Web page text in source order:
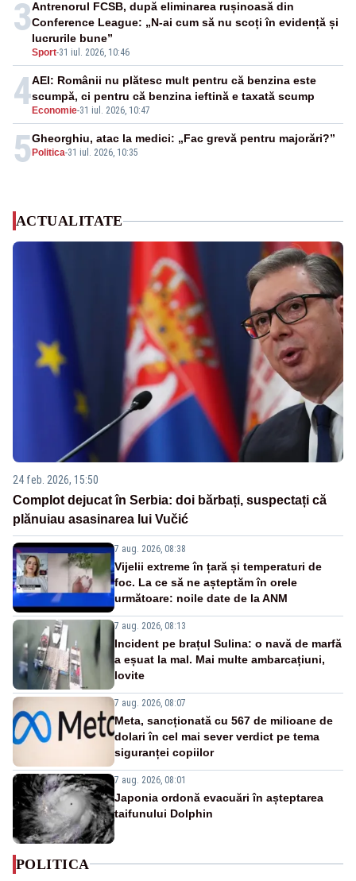
3
Sport-31 iul. 2026, 10:46
Antrenorul FCSB, după eliminarea rușinoasă din
Conference League: „N-ai cum să nu scoți în evidență și
lucrurile bune”
4 Economie-31 iul. 2026, 10:47
AEI: Românii nu plătesc mult pentru că benzina este
scumpă, ci pentru că benzina ieftină e taxată scump
5 Politica-31 iul. 2026, 10:35
Gheorghiu, atac la medici: „Fac grevă pentru majorări?”
ACTUALITATE
24 feb. 2026, 15:50
Complot dejucat în Serbia: doi bărbați, suspectați că
plănuiau asasinarea lui Vučić
7 aug. 2026, 08:38
Vijelii extreme în țară și temperaturi de
foc. La ce să ne așteptăm în orele
următoare: noile date de la ANM
7 aug. 2026, 08:13
Incident pe brațul Sulina: o navă de marfă
a eșuat la mal. Mai multe ambarcațiuni,
lovite
7 aug. 2026, 08:07
Meta, sancționată cu 567 de milioane de
dolari în cel mai sever verdict pe tema
siguranței copiilor
7 aug. 2026, 08:01
Japonia ordonă evacuări în așteptarea
taifunului Dolphin
POLITICA